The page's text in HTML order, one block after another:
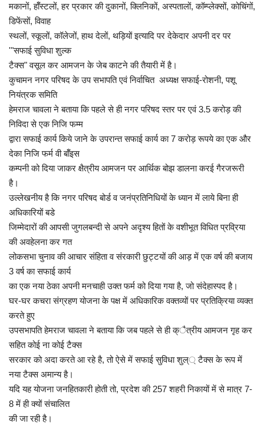
मकानों, हॉँस्टलों, हर प्रकार की दुकानों, क्लिनिकों, अस्पतालों, कॉम्प्लेक्सों, कोचिंगों,
डिफेंसों, विवाह
स्थलों, स्कूलों, कॉलेजों, हाथ देलों, थड़ियों इत्यादि पर देकेदार अपनी दर पर
'"सफाई सुविधा शुल्क
टैक्स" वसूल कर आमजन के जेब काटने की तैयारी में है।
कुचामन नगर परिषद के उप सभापति एवं निर्वाचित अध्यक्ष सफाई-रोशनी, पशू
नियंत्रक समिति
हेमराज चावला ने बताया कि पहले से ही नगर परिषद स्तर पर एवं 3.5 करोड़ की
निविदा से एक निजि फम्म
द्वारा सफाई कार्य किये जाने के उपरान्त सफाई कार्य का 7 करोड़ रूपये का एक और
देका निजि फर्म वी बॉँइस
कम्पनी को दिया जाकर क्षैत्रीय आमजन पर आर्थिक बोझ डालना करई गैरजरूरी
है।
उल्लेखनीय है कि नगर परिषद बोर्ड व जनंप्रतिनिधियों के ध्यान में लाये बिना ही
अधिकारियों बडे
जिम्मेदारों की आपसी जुगलबन्दी से अपने अदृश्य हितों के वशीभूत विधित प्रव्रिया
की अवहेलना कर गत
लोकसभा चुनाव की आचार संहिता व संरकारी छुट्टयों की आड़ में एक वर्ष की बजाय
3 वर्ष का सफाई कार्य
का एक नया ठेका अपनी मनचाही उक्त फर्म को दिया गया है, जो संदेहास्पद है।
घर-घर कचरा संग्रहण योजना के पक्ष में अधिकारिक वक्तव्यों पर प्रतिक्रिया व्यक्त
करते हुए
उपसभापति हेमराज चावला ने बताया कि जब पहले से ही क्ैत्रीय आमजन गृह कर
सहित कोई ना कोई टैक्स
सरकार को अदा करते आ रहे है, तो ऐसे में सफाई सुविधा शुल्্ टैक्स के रूप में
नया टैक्स अमान्य है।
यदि यह योजना जनहितकारी होती तो, प्रदेश की 257 शहरी निकायों में से मात्र 7-
8 में ही क्यों संचालित
की जा रही है।